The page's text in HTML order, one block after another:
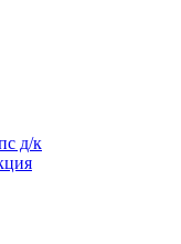
д/к